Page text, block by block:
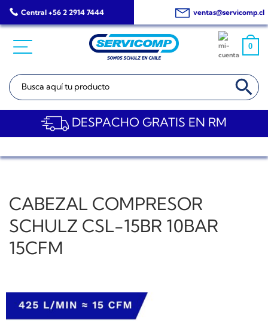
Saltar
al
Central +56 2 2914 7444 ventas@servicomp.cl
0
Buscar: BOTÓN DE
DESPACHO GRATIS EN RM
CABEZAL COMPRESOR
SCHULZ CSL-15BR 10BAR
15CFM